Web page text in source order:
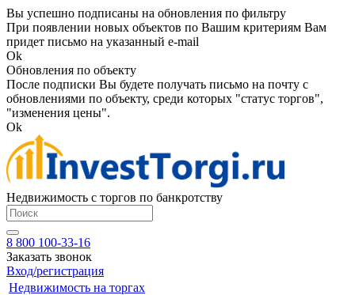
Вы успешно подписаны на обновления по фильтру
При появлении новых объектов по Вашим критериям Вам
придет письмо на указанный e-mail
Ok
Обновления по объекту
После подписки Вы будете получать письмо на почту с
обновлениями по объекту, среди которых "статус торгов",
"изменения цены".
Ok
Недвижимость с торгов по банкротству
8 800 100-33-16
Заказать звонок
Вход/регистрация
Недвижимость на торгах